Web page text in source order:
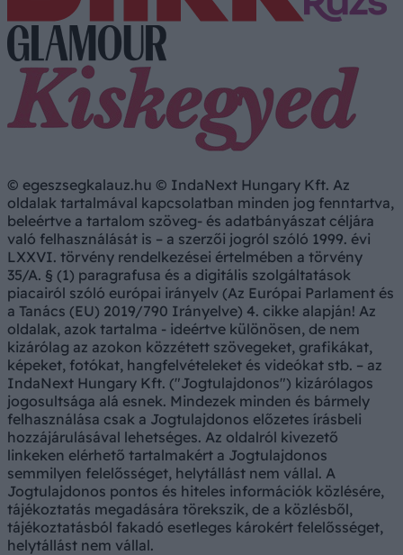
© egeszsegkalauz.hu © IndaNext Hungary Kft. Az
oldalak tartalmával kapcsolatban minden jog fenntartva,
beleértve a tartalom szöveg- és adatbányászat céljára
való felhasználását is – a szerzői jogról szóló 1999. évi
LXXVI. törvény rendelkezései értelmében a törvény
35/A. § (1) paragrafusa és a digitális szolgáltatások
piacairól szóló európai irányelv (Az Európai Parlament és
a Tanács (EU) 2019/790 Irányelve) 4. cikke alapján! Az
oldalak, azok tartalma - ideértve különösen, de nem
kizárólag az azokon közzétett szövegeket, grafikákat,
képeket, fotókat, hangfelvételeket és videókat stb. – az
IndaNext Hungary Kft. ("Jogtulajdonos") kizárólagos
jogosultsága alá esnek. Mindezek minden és bármely
felhasználása csak a Jogtulajdonos előzetes írásbeli
hozzájárulásával lehetséges. Az oldalról kivezető
linkeken elérhető tartalmakért a Jogtulajdonos
semmilyen felelősséget, helytállást nem vállal. A
Jogtulajdonos pontos és hiteles információk közlésére,
tájékoztatás megadására törekszik, de a közlésből,
tájékoztatásból fakadó esetleges károkért felelősséget,
helytállást nem vállal.